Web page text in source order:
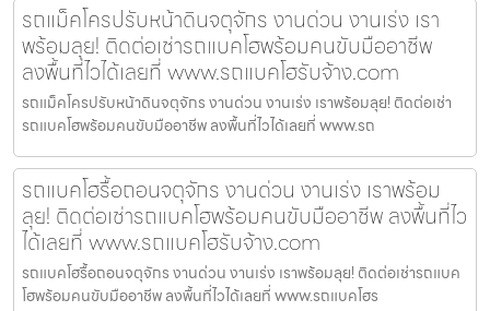
รถแม็คโครปรับหน้าดินจตุจักร งานด่วน งานเร่ง เรา
พร้อมลุย! ติดต่อเช่ารถแบคโฮพร้อมคนขับมืออาชีพ
ลงพื้นที่ไวได้เลยที่ www.รถแบคโฮรับจ้าง.com
รถแม็คโครปรับหน้าดินจตุจักร งานด่วน งานเร่ง เราพร้อมลุย! ติดต่อเช่า
รถแบคโฮพร้อมคนขับมืออาชีพ ลงพื้นที่ไวได้เลยที่ www.รถ
รถแบคโฮรื้อถอนจตุจักร งานด่วน งานเร่ง เราพร้อม
ลุย! ติดต่อเช่ารถแบคโฮพร้อมคนขับมืออาชีพ ลงพื้นที่ไว
ได้เลยที่ www.รถแบคโฮรับจ้าง.com
รถแบคโฮรื้อถอนจตุจักร งานด่วน งานเร่ง เราพร้อมลุย! ติดต่อเช่ารถแบค
โฮพร้อมคนขับมืออาชีพ ลงพื้นที่ไวได้เลยที่ www.รถแบคโฮร